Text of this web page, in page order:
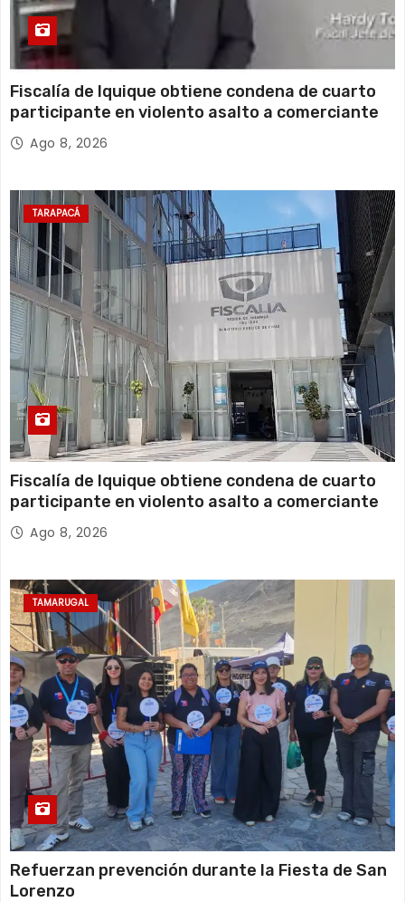
Fiscalía de Iquique obtiene condena de cuarto
participante en violento asalto a comerciante
Ago 8, 2026
TARAPACÁ
Fiscalía de Iquique obtiene condena de cuarto
participante en violento asalto a comerciante
Ago 8, 2026
TAMARUGAL
Refuerzan prevención durante la Fiesta de San
Lorenzo